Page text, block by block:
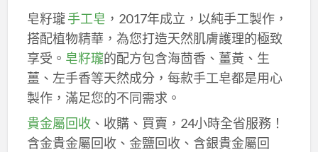
皂籽瓏手工皂 ，2017年成立，以純手工製作，
搭配植物精華，為您打造天然肌膚護理的極致
享受。 皂籽瓏的配方包含海茴香、薑黃、生
薑、左手香等天然成分，每款手工皂都是用心
製作，滿足您的不同需求。
貴金屬回收、收購、買賣，24小時全省服務！
含金貴金屬回收、金鹽回收、含銀貴金屬回